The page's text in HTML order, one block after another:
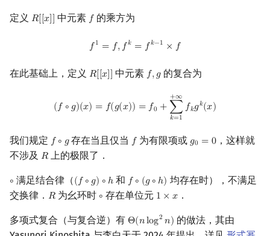
定义 𝑅[[𝑥]]
R[[x]] 中元素 𝑓
f 的乘方为
𝑓1 = 𝑓,𝑓𝑘 = 𝑓𝑘−1 × 𝑓
f 1= ,fk =fk −1×f
在此基础上，定义 𝑅[[𝑥]]
R[[x]] 中元素 𝑓,𝑔
f,g 的复合为
(𝑓 ∘𝑔)(𝑥) = 𝑓(𝑔(𝑥)) = 𝑓0 +
+∞
∑
𝑘=1
𝑓𝑘𝑔𝑘(𝑥)
∞fk x)
我们规定 𝑓 ∘ 𝑔
f∘g 存在当且仅当 𝑓
f 为有限项或 𝑔0 = 0
g0 =0
，这样就
不涉及 𝑅
R 上的极限了．
∘
∘ 满足结合律（(𝑓 ∘𝑔) ∘ ℎ
(f∘g )∘ h 和 𝑓 ∘ (𝑔∘ ℎ)
f∘( g∘ h )
均存在时），不满足
交换律． 𝑅
R 为幺环时 ∘
∘ 存在单位元 1 × 𝑥
1×x ．
多项式复合（与复合逆）有 Θ(𝑛log2 𝑛)
Θ(nlog2n)
的做法，其由